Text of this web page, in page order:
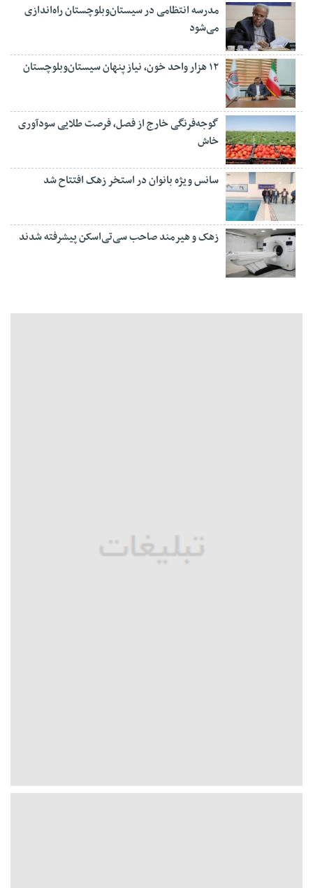
مدرسه انتظامی در سیستان‌وبلوچستان راه‌اندازی
می‌شود
۱۲ هزار واحد خون، نیاز پنهان سیستان‌وبلوچستان
گوجه‌فرنگی خارج از فصل، فرصت طلایی سودآوری
خاش
سانس ویژه بانوان در استخر زهک افتتاح شد
زهک و هیرمند صاحب سی‌تی‌اسکن پیشرفته شدند